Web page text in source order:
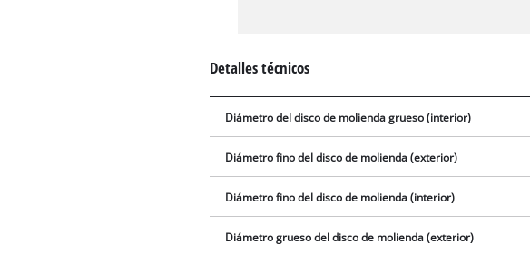
Detalles técnicos
Diámetro del disco de molienda grueso (interior)
Diámetro fino del disco de molienda (exterior)
Diámetro fino del disco de molienda (interior)
Diámetro grueso del disco de molienda (exterior)